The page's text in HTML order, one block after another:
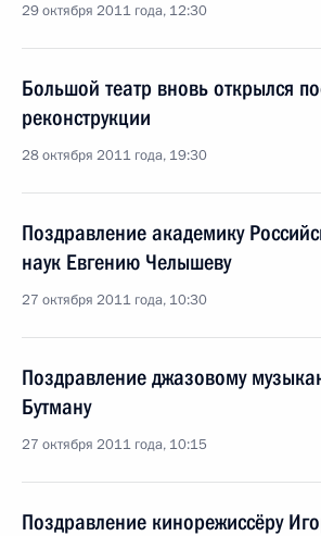
29 октября 2011 года, 12:30
Большой театр вновь открылся
реконструкции
28 октября 2011 года, 19:30
Поздравление академику
наук Евгению Челышеву
27 октября 2011 года, 10:30
Поздравление джазовому
Бутману
27 октября 2011 года, 10:15
Поздравление кинорежиссёру